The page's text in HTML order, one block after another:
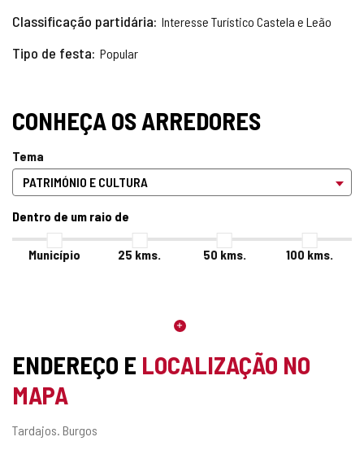
Classificação partidária Interesse Turístico Castela e Leão
Tipo de festa Popular
CONHEÇA OS ARREDORES
Tema
Dentro de um raio de
Município 25 kms. 50 kms. 100 kms.
ENDEREÇO E LOCALIZAÇÃO NO
MAPA
Endereço
Tardajos. Burgos